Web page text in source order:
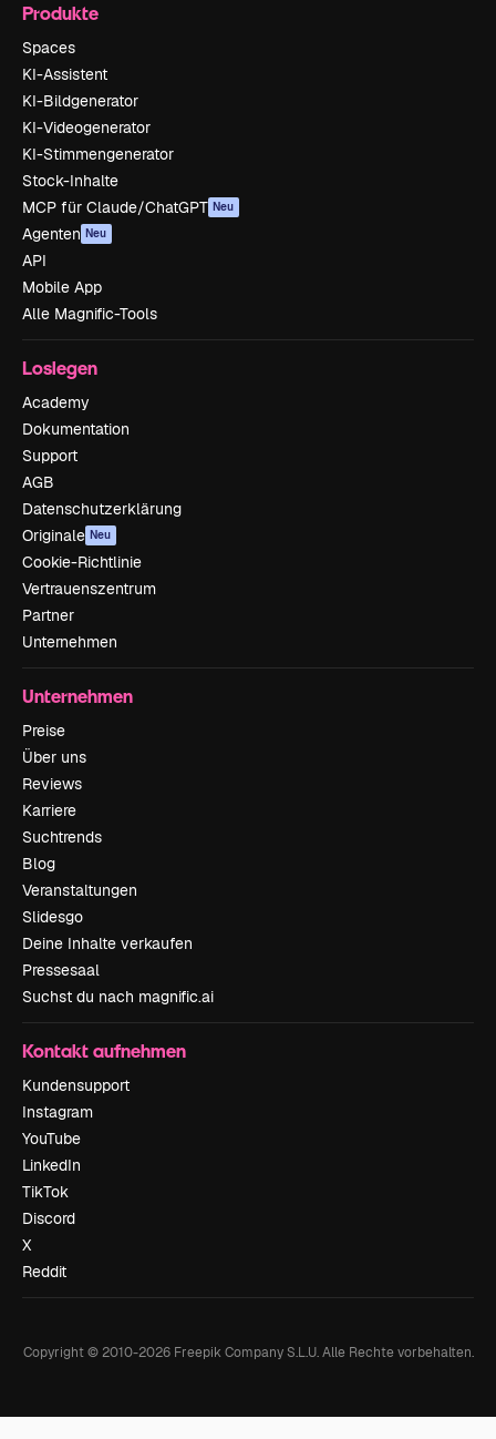
Produkte
Spaces
KI-Assistent
KI-Bildgenerator
KI-Videogenerator
KI-Stimmengenerator
Stock-Inhalte
MCP für Claude/ChatGPT Neu
Agenten Neu
API
Mobile App
Alle Magnific-Tools
Loslegen
Academy
Dokumentation
Support
AGB
Datenschutzerklärung
Originale Neu
Cookie-Richtlinie
Vertrauenszentrum
Partner
Unternehmen
Unternehmen
Preise
Über uns
Reviews
Karriere
Suchtrends
Blog
Veranstaltungen
Slidesgo
Deine Inhalte verkaufen
Pressesaal
Suchst du nach magnific.ai
Kontakt aufnehmen
Kundensupport
Instagram
YouTube
LinkedIn
TikTok
Discord
X
Reddit
Copyright © 2010-2026Freepik Company S.L.U. Alle Rechte vorbehalten.